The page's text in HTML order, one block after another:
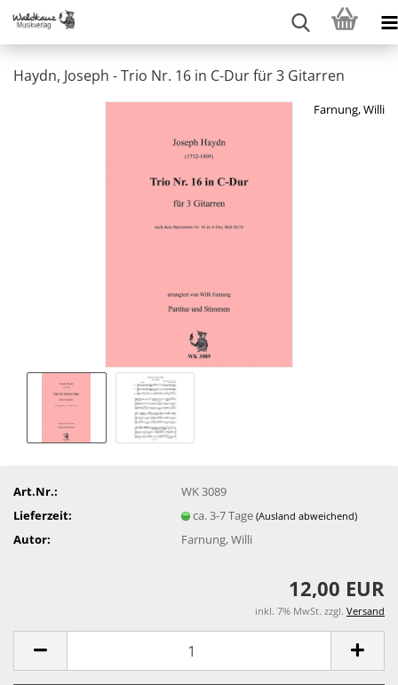
Haydn, Joseph - Trio Nr. 16 in C-Dur für 3 Gitarren
Farnung, Willi
Art.Nr.:
WK 3089
Lieferzeit:
ca. 3-7 Tage(Ausland abweichend)
Autor: Farnung, Willi
12,00 EUR
inkl. 7% MwSt. zzgl. Versand